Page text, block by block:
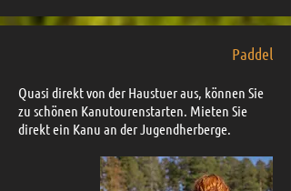
Paddel
Quasi direkt von der Haustuer aus, können Sie
zu schönen Kanutourenstarten. Mieten Sie
direkt ein Kanu an der Jugendherberge.